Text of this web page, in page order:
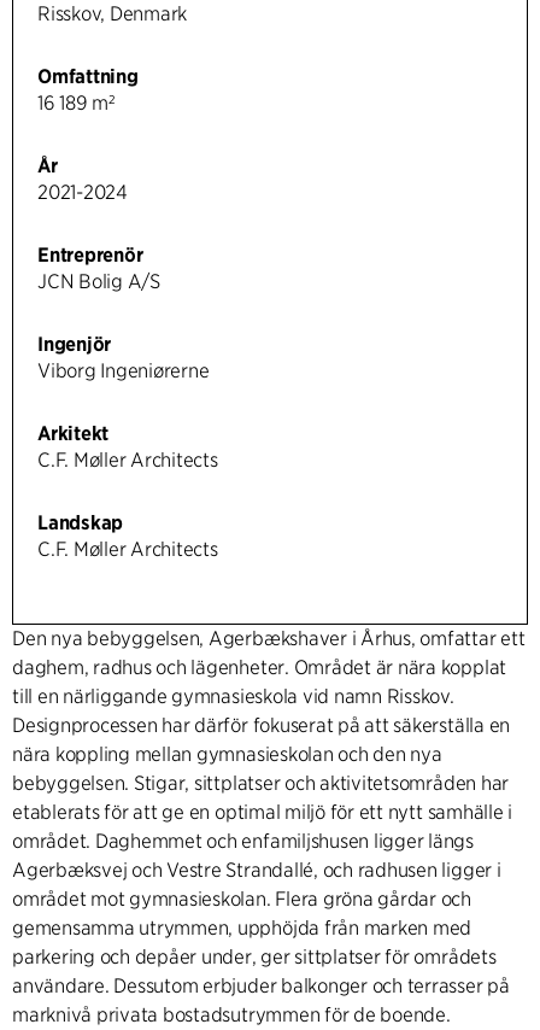
Risskov, Denmark
Omfattning
16 189 m²
År
2021-2024
Entreprenör
JCN Bolig A/S
Ingenjör
Viborg Ingeniørerne
Arkitekt
C.F. Møller Architects
Landskap
C.F. Møller Architects
Den nya bebyggelsen, Agerbækshaver i Århus, omfattar ett
daghem, radhus och lägenheter. Området är nära kopplat
till en närliggande gymnasieskola vid namn Risskov.
Designprocessen har därför fokuserat på att säkerställa en
nära koppling mellan gymnasieskolan och den nya
bebyggelsen. Stigar, sittplatser och aktivitetsområden har
etablerats för att ge en optimal miljö för ett nytt samhälle i
området. Daghemmet och enfamiljshusen ligger längs
Agerbæksvej och Vestre Strandallé, och radhusen ligger i
området mot gymnasieskolan. Flera gröna gårdar och
gemensamma utrymmen, upphöjda från marken med
parkering och depåer under, ger sittplatser för områdets
användare. Dessutom erbjuder balkonger och terrasser på
marknivå privata bostadsutrymmen för de boende.